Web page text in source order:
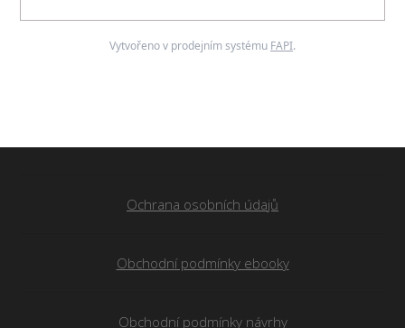
Vytvořeno v prodejním systému FAPI.
Ochrana osobních údajů
Obchodní podmínky ebooky
Obchodní podmínky návrhy